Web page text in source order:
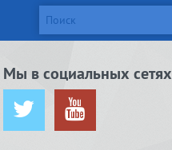
Mac
Мы в социальных сетях